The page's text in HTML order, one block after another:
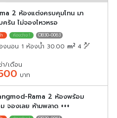
2 ห้องแต่งครบคุมโทน มา
รัน ไม่จองไหวหรอ
OB30-0063
งนอน 1 ห้องน้ำ 30.00 m2 4
า/เดือน
บาท
Rama 2 ห้องพร้อม
จองเลย ห้ามพลาด +++